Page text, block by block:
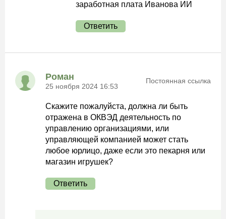
заработная плата Иванова ИИ
Ответить
Роман
25 ноября 2024 16:53
Постоянная ссылка
Скажите пожалуйста, должна ли быть
отражена в ОКВЭД деятельность по
управлению организациями, или
управляющей компанией может стать
любое юрлицо, даже если это пекарня или
магазин игрушек?
Ответить